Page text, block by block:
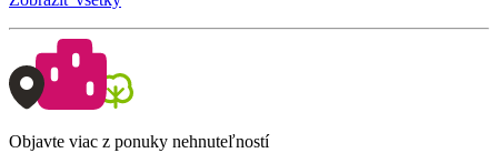
Objavte viac z ponuky nehnuteľností